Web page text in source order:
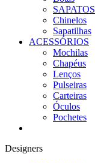
SAPATOS
Chinelos
Sapatilhas
ACESSÓRIOS
Mochilas
Chapéus
Lenços
Pulseiras
Carteiras
Óculos
Pochetes
Designers